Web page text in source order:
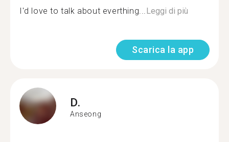
I'd love to talk about everthing...Leggi di più
Scarica la app
D.
Anseong